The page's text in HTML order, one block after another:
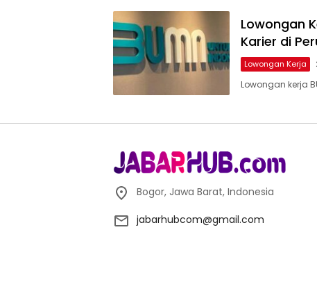
Lowongan
Karier di
Lowongan Kerja
Lowongan kerja
Bogor, Jawa Barat, Indonesia
jabarhubcom@gmail.com